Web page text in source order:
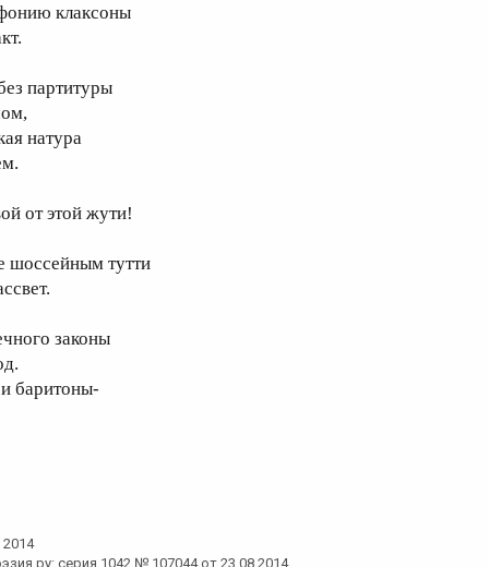
клаксоны
партитуры
натура
от этой жути!
тутти
законы
баритоны-
2014
серия 1042 № 107044 от 23.08.2014